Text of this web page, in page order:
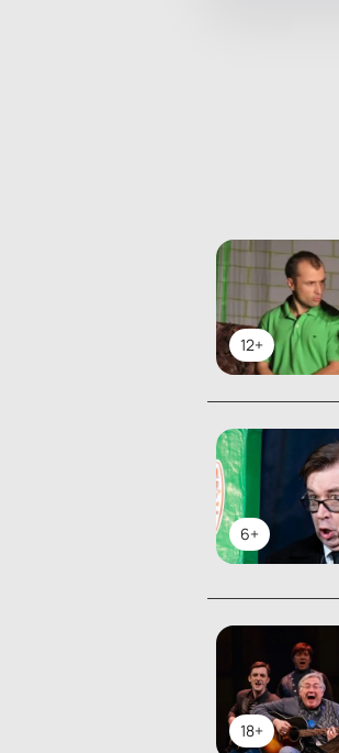
12+
6+
18+